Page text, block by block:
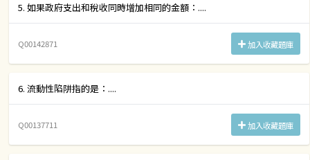
5. 如果政府支出和稅收同時增加相同的金額：....
Q00142871 加入收藏題庫
6. 流動性陷阱指的是：....
Q00137711 加入收藏題庫